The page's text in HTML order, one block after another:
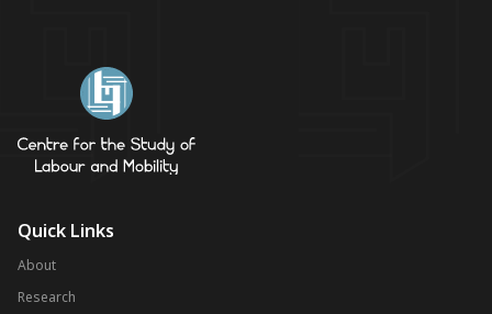
Quick Links
About
Research